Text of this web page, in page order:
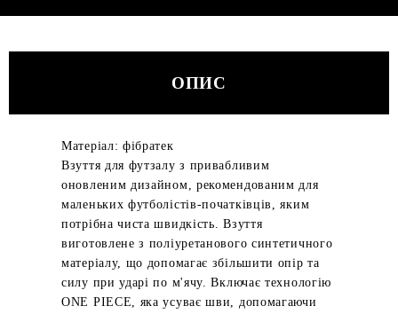
ОПИС
Матеріал: фібратек
Взуття для футзалу з привабливим
оновленим дизайном, рекомендованим для
маленьких футболістів-початківців, яким
потрібна чиста швидкість. Взуття
виготовлене з поліуретанового синтетичного
матеріалу, що допомагає збільшити опір та
силу при ударі по м'ячу. Включає технологію
ONE PIECE, яка усуває шви, допомагаючи